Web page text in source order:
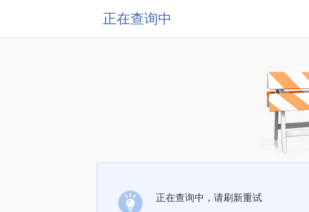
正在查询中
正在查询中，请刷新重试